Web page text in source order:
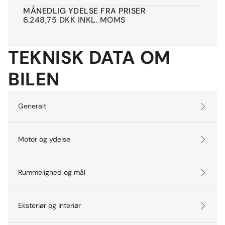
MÅNEDLIG YDELSE FRA PRISER
6.248,75 DKK INKL. MOMS
TEKNISK DATA OM
BILEN
Generalt
Motor og ydelse
Rummelighed og mål
Eksteriør og interiør